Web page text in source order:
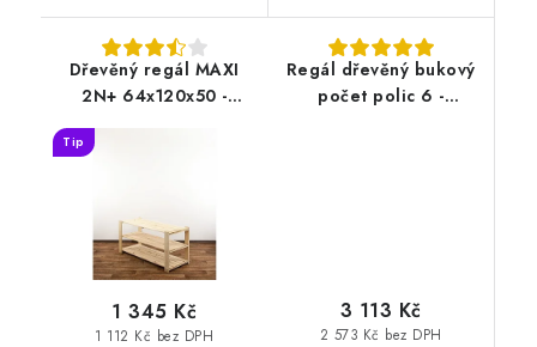
Dřevěný regál MAXI
2N+ 64x120x50 -
Tip
1 112 Kč bez DPH
1 345 Kč
Regál dřevěný bukový
počet polic 6 -
2 573 Kč bez DPH
3 113 Kč